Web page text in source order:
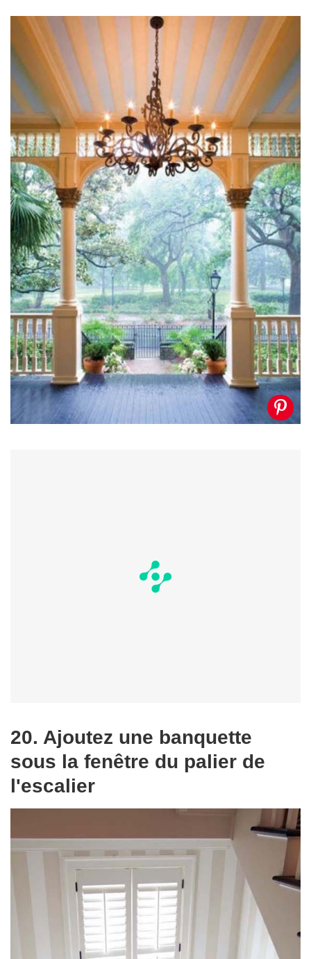
20. Ajoutez une banquette
sous la fenêtre du palier de
l'escalier